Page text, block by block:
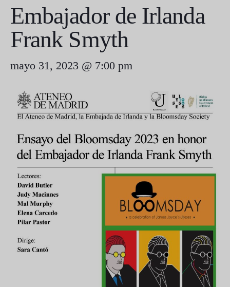
Embajador de Irlanda
Frank Smyth
mayo 31, 2023 @ 7:00 pm